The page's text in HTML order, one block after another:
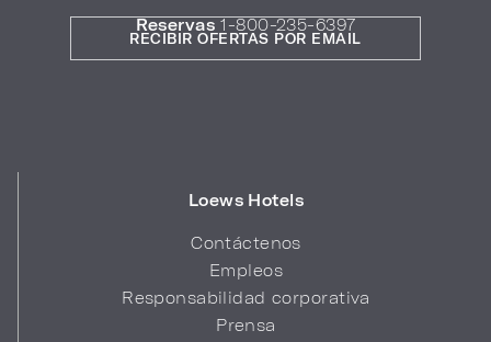
Reservas 1-800-235-6397
Loews Hotels
Contáctenos
Empleos
Responsabilidad corporativa
Prensa
RECIBIR OFERTAS POR EMAIL